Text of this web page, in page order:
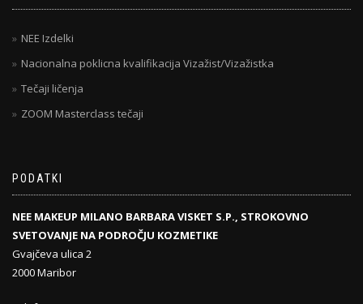
NEE Izdelki
Nacionalna poklicna kvalifikacija Vizažist/Vizažistka
Tečaji ličenja
ZOOM Masterclass tečaji
PODATKI
NEE MAKEUP MILANO BARBARA VISKET S.P., STROKOVNO
SVETOVANJE NA PODROČJU KOZMETIKE
Gvajčeva ulica 2
2000 Maribor